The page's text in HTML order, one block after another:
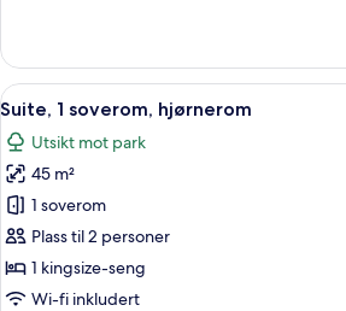
1
kingsize-
seng
Åpne
alle
bildene
av
Suite,
1
soverom,
hjørnerom
6
Suite, 1 soverom, hjørnerom
Utsikt mot park
45 m²
1 soverom
Plass til 2 personer
1 kingsize-seng
Wi-fi inkludert